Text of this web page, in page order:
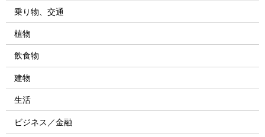
乗り物、交通
植物
飲食物
建物
生活
ビジネス／金融